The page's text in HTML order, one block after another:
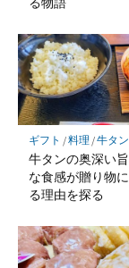
ギフト /料理 /牛タン
牛タンの奥深い
な食感が贈り物
る理由を探る